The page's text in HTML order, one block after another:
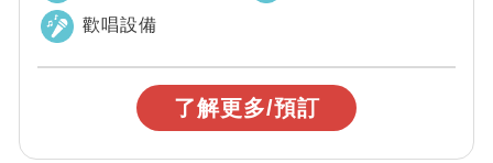
歡唱設備
了解更多/預訂